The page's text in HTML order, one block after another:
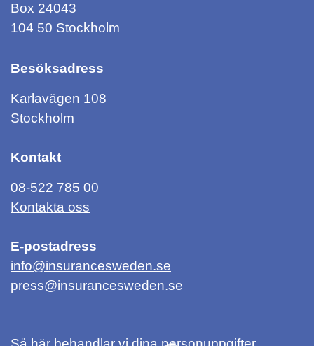
Box 24043
104 50 Stockholm
Besöksadress
Karlavägen 108
Stockholm
Kontakt
08-522 785 00
Kontakta oss
E-postadress
info@insurancesweden.se
press@insurancesweden.se